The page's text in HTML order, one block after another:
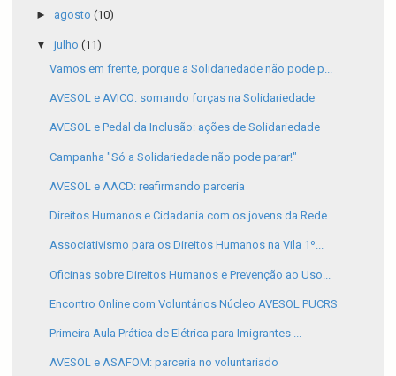
► agosto (10)
▼ julho (11)
Vamos em frente, porque a Solidariedade não pode p...
AVESOL e AVICO: somando forças na Solidariedade
AVESOL e Pedal da Inclusão: ações de Solidariedade
Campanha "Só a Solidariedade não pode parar!"
AVESOL e AACD: reafirmando parceria
Direitos Humanos e Cidadania com os jovens da Rede...
Associativismo para os Direitos Humanos na Vila 1º...
Oficinas sobre Direitos Humanos e Prevenção ao Uso...
Encontro Online com Voluntários Núcleo AVESOL PUCRS
Primeira Aula Prática de Elétrica para Imigrantes ...
AVESOL e ASAFOM: parceria no voluntariado